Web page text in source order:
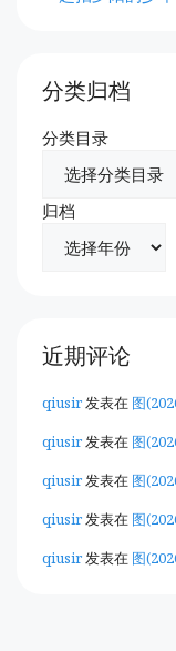
分类归档
分类目录
归档
近期评论
qiusir发表在 图
qiusir发表在 图
qiusir发表在 图
qiusir发表在 图
qiusir发表在 图